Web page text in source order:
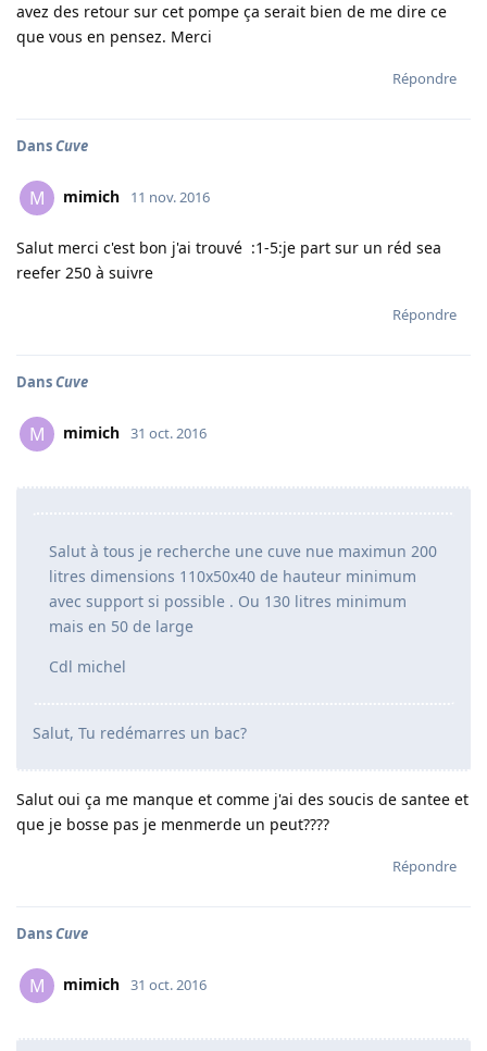
avez des retour sur cet pompe ça serait bien de me dire ce
que vous en pensez. Merci
Répondre
DansCuve
M mimich 11 nov. 2016
Salut merci c'est bon j'ai trouvé :1-5:je part sur un réd sea
reefer 250 à suivre
Répondre
DansCuve
M mimich 31 oct. 2016
Salut à tous je recherche une cuve nue maximun 200
litres dimensions 110x50x40 de hauteur minimum
avec support si possible . Ou 130 litres minimum
mais en 50 de large
Cdl michel
Salut, Tu redémarres un bac?
Salut oui ça me manque et comme j'ai des soucis de santee et
que je bosse pas je menmerde un peut????
Répondre
DansCuve
M mimich 31 oct. 2016